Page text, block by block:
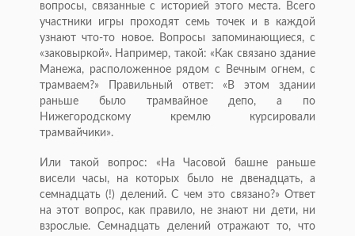
вопросы, связанные с историей этого места. Всего
участники игры проходят семь точек и в каждой
узнают что-то новое. Вопросы запоминающиеся, с
«заковыркой». Например, такой: «Как связано здание
Манежа, расположенное рядом с Вечным огнем, с
трамваем?» Правильный ответ: «В этом здании
раньше было трамвайное депо, а по
Нижегородскому кремлю курсировали
трамвайчики».
Или такой вопрос: «На Часовой башне раньше
висели часы, на которых было не двенадцать, а
семнадцать (!) делений. С чем это связано?» Ответ
на этот вопрос, как правило, не знают ни дети, ни
взрослые. Семнадцать делений отражают то, что